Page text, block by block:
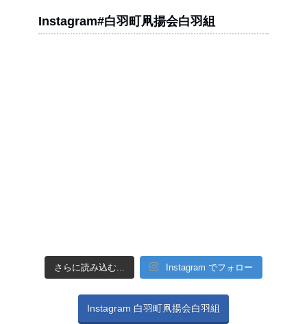
Instagram#白羽町凧揚会白羽組
さらに読み込む... Instagram でフォロー
Instagram 白羽町凧揚会白羽組